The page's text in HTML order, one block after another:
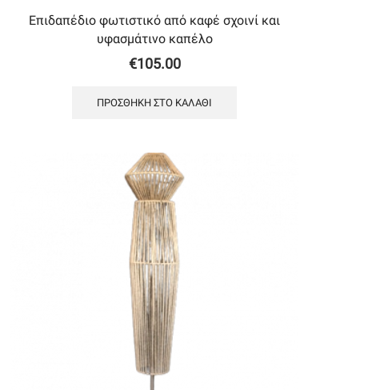
Επιδαπέδιο φωτιστικό από καφέ σχοινί και
υφασμάτινο καπέλο
€105.00
ΠΡΟΣΘΉΚΗ ΣΤΟ ΚΑΛΆΘΙ